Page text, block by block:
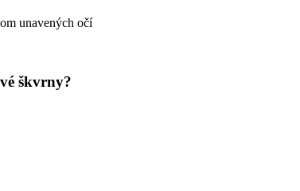
unavených očí
škvrny?